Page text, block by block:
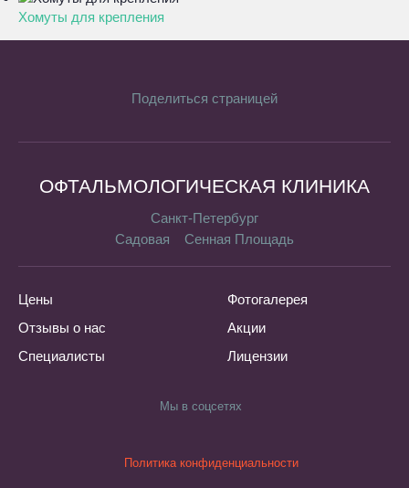
Хомуты для крепления
Поделиться страницей
ОФТАЛЬМОЛОГИЧЕСКАЯ КЛИНИКА
Санкт-Петербург
Садовая
Сенная Площадь
Цены
Отзывы о нас
Специалисты
Фотогалерея
Акции
Лицензии
Мы в соцсетях
Политика конфиденциальности